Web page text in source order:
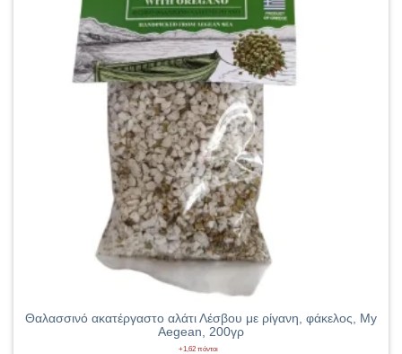
Θαλασσινό ακατέργαστο αλάτι Λέσβου με ρίγανη, φάκελος, My
Aegean, 200γρ
+1,62 πόντοι